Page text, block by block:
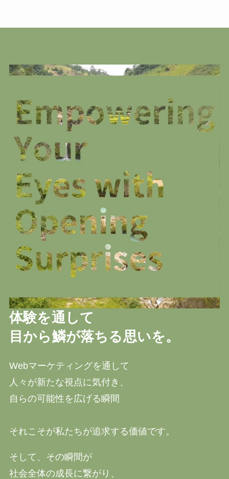
体験を通して
目から鱗が落ちる思いを。
Webマーケティングを通して
人々が新たな視点に気付き、
自らの可能性を広げる瞬間
それこそが私たちが追求する価値です。
そして、その瞬間が
社会全体の成長に繋がり、